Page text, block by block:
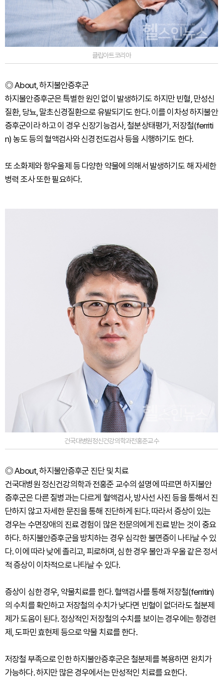
클립아트코리아
◎ About, 하지불안증후군
하지불안증후군은 특별한 원인 없이 발생하기도 하지만 빈혈, 만성신
질환, 당뇨, 말초신경질환으로 유발되기도 한다. 이를 이차성 하지불안
증후군이라 하고 이 경우 신장기능검사, 철분상태평가, 저장철(ferriti
n) 농도 등의 혈액검사와 신경전도검사 등을 시행하기도 한다.
또 소화제와 항우울제 등 다양한 약물에 의해서 발생하기도 해 자세한
병력 조사 또한 필요하다.
건국대병원정신건강의학과전홍준교수
◎ About, 하지불안증후군 진단 및 치료
건국대병원 정신건강의학과 전홍준 교수의 설명에 따르면 하지불안
증후군은 다른 질병과는 다르게 혈액검사, 방사선 사진 등을 통해서 진
단하지 않고 자세한 문진을 통해 진단하게 된다. 따라서 증상이 있는
경우는 수면장애의 진료 경험이 많은 전문의에게 진료 받는 것이 중요
하다. 하지불안증후군을 방치하는 경우 심각한 불면증이 나타날 수 있
다. 이에 따라 낮에 졸리고, 피로하며, 심한 경우 불안과 우울 같은 정서
적 증상이 이차적으로 나타날 수 있다.
증상이 심한 경우, 약물치료를 한다. 혈액검사를 통해 저장철(ferritin)
의 수치를 확인하고 저장철의 수치가 낮다면 빈혈이 없더라도 철분제
제가 도움이 된다. 정상적인 저장철의 수치를 보이는 경우에는 항경련
제, 도파민 효현제 등으로 약물 치료를 한다.
저장철 부족으로 인한 하지불안증후군은 철분제를 복용하면 완치가
가능하다. 하지만 많은 경우에서는 만성적인 치료를 요한다.